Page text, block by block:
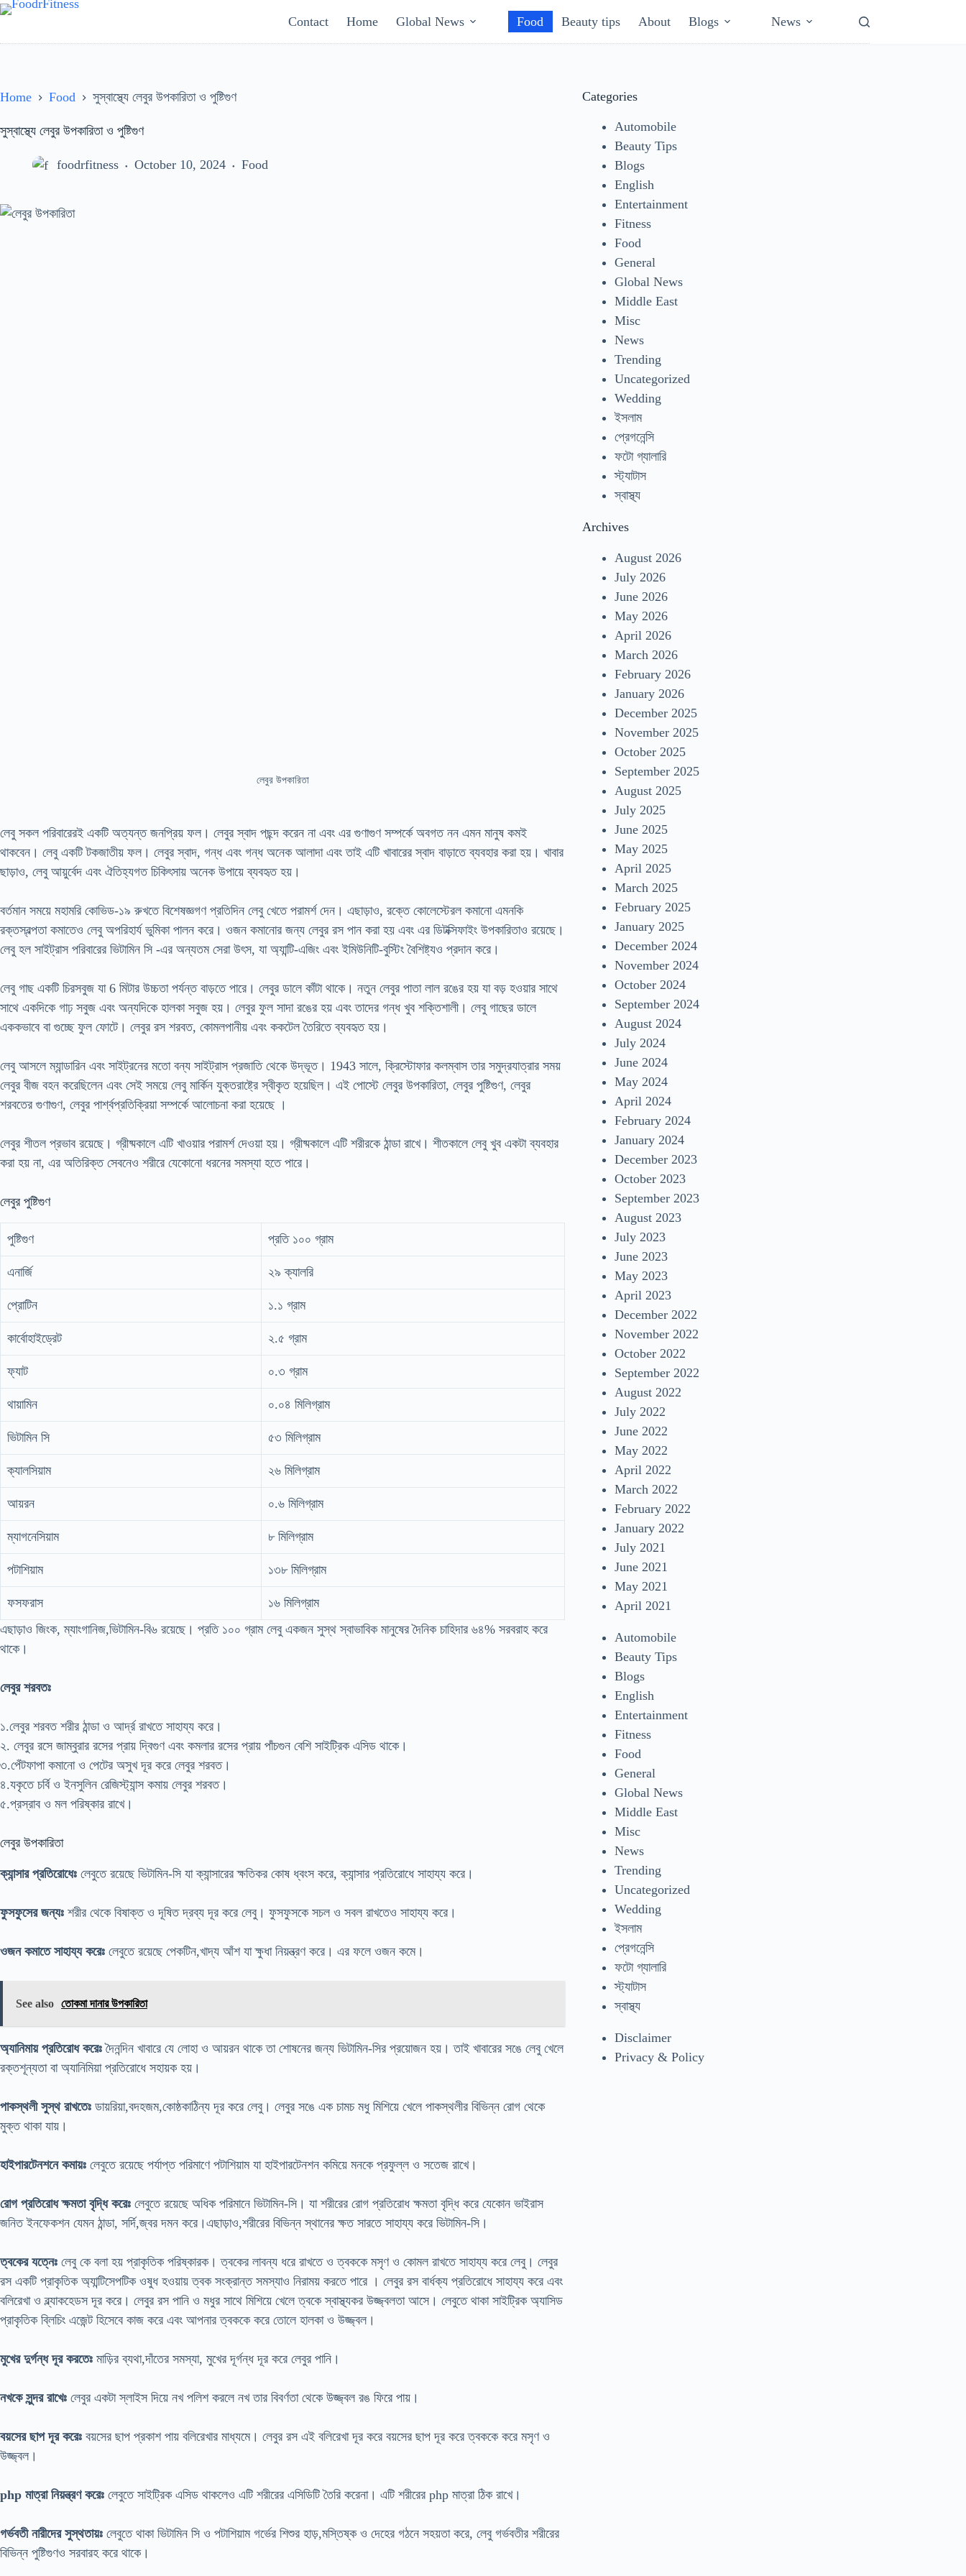
Skip
content
Contact Home Global News Food Beauty tips About Blogs News
Home Food সুস্বাস্থ্যে লেবুর উপকারিতা ও পুষ্টিগুণ
সুস্বাস্থ্যে লেবুর উপকারিতা ও পুষ্টিগুণ
foodrfitness October 10, 2024 Food
লেবুর উপকারিতা
লেবু সকল পরিবারেরই একটি অত্যন্ত জনপ্রিয় ফল। লেবুর স্বাদ পছন্দ করেন না এবং এর গুণাগুণ সম্পর্কে অবগত নন এমন মানুষ কমই
থাকবেন। লেবু একটি টকজাতীয় ফল। লেবুর স্বাদ, গন্ধ এবং গন্ধ অনেক আলাদা এবং তাই এটি খাবারের স্বাদ বাড়াতে ব্যবহার করা হয়। খাবার
ছাড়াও, লেবু আয়ুর্বেদ এবং ঐতিহ্যগত চিকিৎসায় অনেক উপায়ে ব্যবহৃত হয়।
বর্তমান সময়ে মহামরি কোভিড-১৯ রুখতে বিশেষজ্ঞগণ প্রতিদিন লেবু খেতে পরামর্শ দেন। এছাড়াও, রক্তে কোলেস্টেরল কমানো এমনকি
রক্তস্বল্পতা কমাতেও লেবু অপরিহার্য ভুমিকা পালন করে। ওজন কমানোর জন্য লেবুর রস পান করা হয় এবং এর ডিটক্সিফাইং উপকারিতাও রয়েছে।
লেবু হল সাইট্রাস পরিবারের ভিটামিন সি -এর অন্যতম সেরা উৎস, যা অ্যান্টি-এজিং এবং ইমিউনিটি-বুস্টিং বৈশিষ্ট্যও প্রদান করে।
লেবু গাছ একটি চিরসবুজ যা 6 মিটার উচ্চতা পর্যন্ত বাড়তে পারে। লেবুর ডালে কাঁটা থাকে। নতুন লেবুর পাতা লাল রঙের হয় যা বড় হওয়ার সাথে
সাথে একদিকে গাঢ় সবুজ এবং অন্যদিকে হালকা সবুজ হয়। লেবুর ফুল সাদা রঙের হয় এবং তাদের গন্ধ খুব শক্তিশালী। লেবু গাছের ডালে
এককভাবে বা গুচ্ছে ফুল ফোটে। লেবুর রস শরবত, কোমলপানীয় এবং ককটেল তৈরিতে ব্যবহৃত হয়।
লেবু আসলে ম্যান্ডারিন এবং সাইট্রনের মতো বন্য সাইট্রাস প্রজাতি থেকে উদ্ভূত। 1943 সালে, ক্রিস্টোফার কলম্বাস তার সমুদ্রযাত্রার সময়
লেবুর বীজ বহন করেছিলেন এবং সেই সময়ে লেবু মার্কিন যুক্তরাষ্ট্রে স্বীকৃত হয়েছিল। এই পোস্টে লেবুর উপকারিতা, লেবুর পুষ্টিগুণ, লেবুর
শরবতের গুণাগুণ, লেবুর পার্শ্বপ্রতিক্রিয়া সম্পর্কে আলোচনা করা হয়েছে ।
লেবুর শীতল প্রভাব রয়েছে। গ্রীষ্মকালে এটি খাওয়ার পরামর্শ দেওয়া হয়। গ্রীষ্মকালে এটি শরীরকে ঠান্ডা রাখে। শীতকালে লেবু খুব একটা ব্যবহার
করা হয় না, এর অতিরিক্ত সেবনেও শরীরে যেকোনো ধরনের সমস্যা হতে পারে।
লেবুর পুষ্টিগুণ
পুষ্টিগুণ প্রতি ১০০ গ্রাম
এনার্জি ২৯ ক্যালরি
প্রোটিন ১.১ গ্রাম
কার্বোহাইড্রেট ২.৫ গ্রাম
ফ্যাট ০.৩ গ্রাম
থায়ামিন ০.০৪ মিলিগ্রাম
ভিটামিন সি ৫৩ মিলিগ্রাম
ক্যালসিয়াম ২৬ মিলিগ্রাম
আয়রন ০.৬ মিলিগ্রাম
ম্যাগনেসিয়াম ৮ মিলিগ্রাম
পটাশিয়াম ১৩৮ মিলিগ্রাম
ফসফরাস
১৬ মিলিগ্রাম
এছাড়াও জিংক, ম্যাংগানিজ,ভিটামিন-বি৬ রয়েছে। প্রতি ১০০ গ্রাম লেবু একজন সুস্থ স্বাভাবিক মানুষের দৈনিক চাহিদার ৬৪% সরবরাহ করে
থাকে।
লেবুর শরবতঃ
১.লেবুর শরবত শরীর ঠান্ডা ও আর্দ্র রাখতে সাহায্য করে।
২. লেবুর রসে জাম্বুরার রসের প্রায় দ্বিগুণ এবং কমলার রসের প্রায় পাঁচগুন বেশি সাইট্রিক এসিড থাকে।
৩.পেঁটফাপা কমানো ও পেটের অসুখ দূর করে লেবুর শরবত।
৪.যকৃতে চর্বি ও ইনসুলিন রেজিস্ট্যান্স কমায় লেবুর শরবত।
৫.প্রস্রাব ও মল পরিষ্কার রাখে।
লেবুর উপকারিতা
ক্যান্সার প্রতিরোধেঃ লেবুতে রয়েছে ভিটামিন-সি যা ক্যান্সারের ক্ষতিকর কোষ ধ্বংস করে, ক্যান্সার প্রতিরোধে সাহায্য করে।
ফুসফুসের জন্যঃ শরীর থেকে বিষাক্ত ও দূষিত দ্রব্য দূর করে লেবু। ফুসফুসকে সচল ও সবল রাখতেও সাহায্য করে।
ওজন কমাতে সাহায্য করেঃ লেবুতে রয়েছে পেকটিন,খাদ্য আঁশ যা ক্ষুধা নিয়ন্ত্রণ করে। এর ফলে ওজন কমে।
See also তোকমা দানার উপকারিতা
অ্যানিমায় প্রতিরোধ করেঃদৈনন্দিন খাবারে যে লোহা ও আয়রন থাকে তা শোষনের জন্য ভিটামিন-সির প্রয়োজন হয়। তাই খাবারের সঙে লেবু খেলে
রক্তশূন্যতা বা অ্যানিমিয়া প্রতিরোধে সহায়ক হয়।
পাকস্থলী সুস্থ রাখতেঃ ডায়রিয়া,বদহজম,কোষ্ঠকাঠিন্য দূর করে লেবু। লেবুর সঙে এক চামচ মধু মিশিয়ে খেলে পাকস্থলীর বিভিন্ন রোগ থেকে
মুক্ত থাকা যায়।
হাইপারটেনশনে কমায়ঃ লেবুতে রয়েছে পর্যাপ্ত পরিমাণে পটাশিয়াম যা হাইপারটেনশন কমিয়ে মনকে প্রফুল্ল ও সতেজ রাখে।
রোগ প্রতিরোধ ক্ষমতা বৃদ্ধি করেঃ লেবুতে রয়েছে অধিক পরিমানে ভিটামিন-সি। যা শরীরের রোগ প্রতিরোধ ক্ষমতা বৃদ্ধি করে যেকোন ভাইরাস
জনিত ইনফেকশন যেমন ঠান্ডা, সর্দি,জ্বর দমন করে।এছাড়াও,শরীরের বিভিন্ন স্থানের ক্ষত সারতে সাহায্য করে ভিটামিন-সি।
ত্বকের যত্নেঃ লেবু কে বলা হয় প্রাকৃতিক পরিষ্কারক। ত্বকের লাবন্য ধরে রাখতে ও ত্বককে মসৃণ ও কোমল রাখতে সাহায্য করে লেবু। লেবুর
রস একটি প্রাকৃতিক অ্যান্টিসেপটিক ওষুধ হওয়ায় ত্বক সংক্রান্ত সমস্যাও নিরাময় করতে পারে । লেবুর রস বার্ধক্য প্রতিরোধে সাহায্য করে এবং
বলিরেখা ও ব্ল্যাকহেডস দূর করে। লেবুর রস পানি ও মধুর সাথে মিশিয়ে খেলে ত্বকে স্বাস্থ্যকর উজ্জ্বলতা আসে। লেবুতে থাকা সাইট্রিক অ্যাসিড
প্রাকৃতিক ব্লিচিং এজেন্ট হিসেবে কাজ করে এবং আপনার ত্বককে করে তোলে হালকা ও উজ্জ্বল।
মুখের দুর্গন্ধ দূর করতেঃ মাড়ির ব্যথা,দাঁতের সমস্যা, মুখের দূর্গন্ধ দূর করে লেবুর পানি।
নখকে সুন্দর রাখেঃ লেবুর একটা স্লাইস দিয়ে নখ পলিশ করলে নখ তার বিবর্ণতা থেকে উজ্জ্বল রঙ ফিরে পায়।
বয়সের ছাপ দূর করেঃ বয়সের ছাপ প্রকাশ পায় বলিরেখার মাধ্যমে। লেবুর রস এই বলিরেখা দূর করে বয়সের ছাপ দূর করে ত্বককে করে মসৃণ ও
উজ্জ্বল।
php মাত্রা নিয়ন্ত্রণ করেঃ লেবুতে সাইট্রিক এসিড থাকলেও এটি শরীরের এসিডিটি তৈরি করেনা। এটি শরীরের php মাত্রা ঠিক রাখে।
গর্ভবতী নারীদের সুস্থতায়ঃ লেবুতে থাকা ভিটামিন সি ও পটাশিয়াম গর্ভের শিশুর হাড়,মস্তিষ্ক ও দেহের গঠনে সহয়তা করে, লেবু গর্ভবতীর শরীরের
বিভিন্ন পুষ্টিগুণও সরবারহ করে থাকে।
Categories
Automobile
Beauty Tips
Blogs
English
Entertainment
Fitness
Food
General
Global News
Middle East
Misc
News
Trending
Uncategorized
Wedding
ইসলাম
প্রেগনেন্সি
ফটো গ্যালারি
স্ট্যাটাস
স্বাস্থ্য
Archives
August 2026
July 2026
June 2026
May 2026
April 2026
March 2026
February 2026
January 2026
December 2025
November 2025
October 2025
September 2025
August 2025
July 2025
June 2025
May 2025
April 2025
March 2025
February 2025
January 2025
December 2024
November 2024
October 2024
September 2024
August 2024
July 2024
June 2024
May 2024
April 2024
February 2024
January 2024
December 2023
October 2023
September 2023
August 2023
July 2023
June 2023
May 2023
April 2023
December 2022
November 2022
October 2022
September 2022
August 2022
July 2022
June 2022
May 2022
April 2022
March 2022
February 2022
January 2022
July 2021
June 2021
May 2021
April 2021
Automobile
Beauty Tips
Blogs
English
Entertainment
Fitness
Food
General
Global News
Middle East
Misc
News
Trending
Uncategorized
Wedding
ইসলাম
প্রেগনেন্সি
ফটো গ্যালারি
স্ট্যাটাস
স্বাস্থ্য
Disclaimer
Privacy & Policy